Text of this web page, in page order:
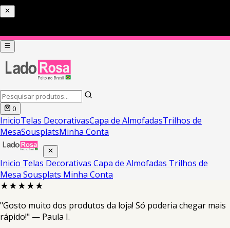
0
InicioTelas DecorativasCapa de AlmofadasTrilhos de
MesaSousplatsMinha Conta
Inicio Telas Decorativas Capa de Almofadas Trilhos de
Mesa Sousplats Minha Conta
★★★★★
"Gosto muito dos produtos da loja! Só poderia chegar mais
rápido!" — Paula I.